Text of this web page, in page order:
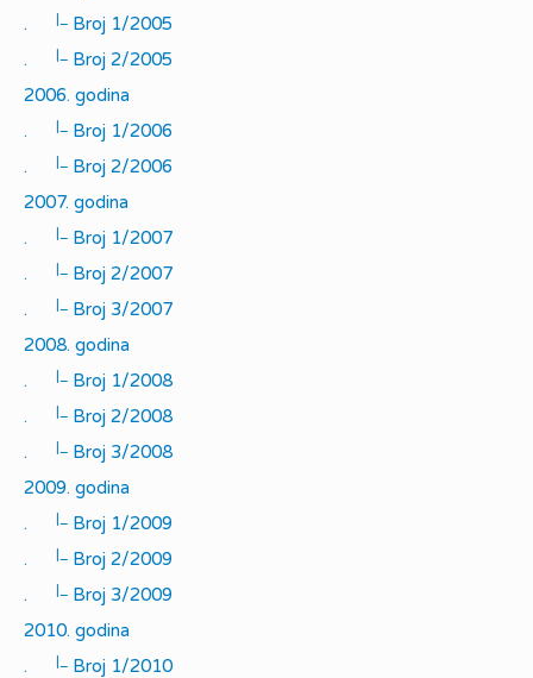
.
|_
Broj 1/2005
.
|_
Broj 2/2005
2006. godina
.
|_
Broj 1/2006
.
|_
Broj 2/2006
2007. godina
.
|_
Broj 1/2007
.
|_
Broj 2/2007
.
|_
Broj 3/2007
2008. godina
.
|_
Broj 1/2008
.
|_
Broj 2/2008
.
|_
Broj 3/2008
2009. godina
.
|_
Broj 1/2009
.
|_
Broj 2/2009
.
|_
Broj 3/2009
2010. godina
.
|_
Broj 1/2010